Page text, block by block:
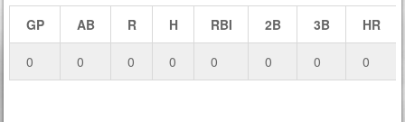
GP
AB R H RBI 2B 3B HR
0 0 0 0 0 0 0 0